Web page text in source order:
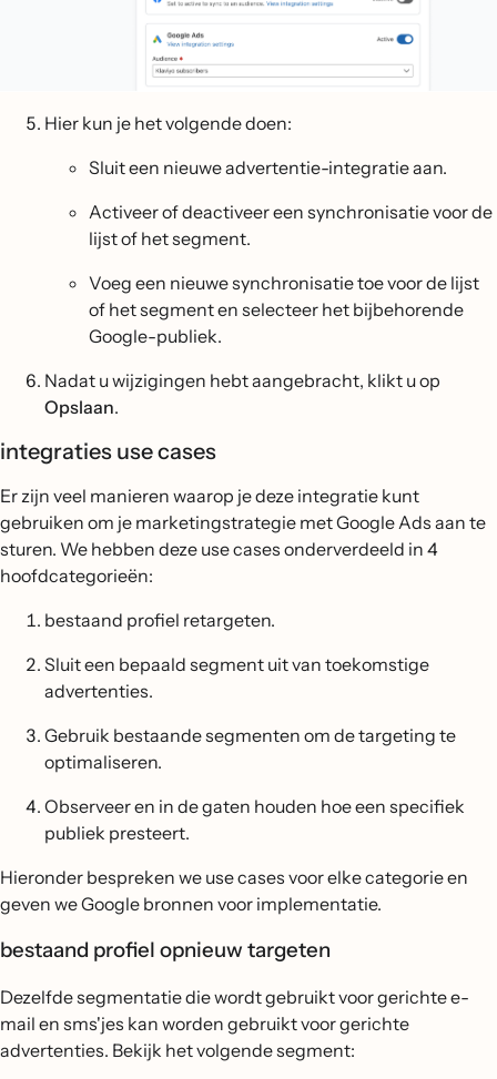
Hier kun je het volgende doen:
Sluit een nieuwe advertentie-integratie aan.
Activeer of deactiveer een synchronisatie voor de
lijst of het segment.
Voeg een nieuwe synchronisatie toe voor de lijst
of het segment en selecteer het bijbehorende
Google-publiek.
Nadat u wijzigingen hebt aangebracht, klikt u op
Opslaan.
integraties use cases
Er zijn veel manieren waarop je deze integratie kunt
gebruiken om je marketingstrategie met Google Ads aan te
sturen. We hebben deze use cases onderverdeeld in 4
hoofdcategorieën:
bestaand profiel retargeten.
Sluit een bepaald segment uit van toekomstige
advertenties.
Gebruik bestaande segmenten om de targeting te
optimaliseren.
Observeer en in de gaten houden hoe een specifiek
publiek presteert.
Hieronder bespreken we use cases voor elke categorie en
geven we Google bronnen voor implementatie.
bestaand profiel opnieuw targeten
Dezelfde segmentatie die wordt gebruikt voor gerichte e-
mail en sms'jes kan worden gebruikt voor gerichte
advertenties. Bekijk het volgende segment: